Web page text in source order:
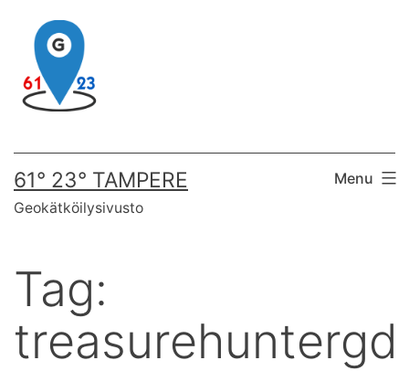
content
61° 23° TAMPERE
Geokätköilysivusto
Menu
Tag:
treasurehuntergd